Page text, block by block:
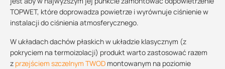
TOPWET, które doprowadza powietrze i wyrównuje ciśnienie w
instalacji do ciśnienia atmosferycznego.
W układach dachów płaskich w układzie klasycznym (z
pokryciem na termoizolacji) produkt warto zastosować razem
z przejściem szczelnym TWOD montowanym na poziomie